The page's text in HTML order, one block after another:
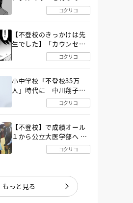
た“魔の２年間”【後編】
コクリコ
【不登校のきっかけは先
生でした】「カウンセリ
ングの時間」生徒の情報
をバラしたのは…《第２
コクリコ
小中学校「不登校35万
人」時代に 中川翔子さ
んが審査委員長「不登校
生動画甲子園 2026」が開
コクリコ
【不登校】で成績オール
１から公立大医学部へ 中
２で起立性調節障害「治
るまで３年」の診断 その
コクリコ
もっと見る